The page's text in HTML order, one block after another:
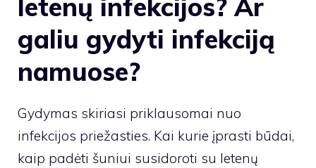
letenų infekcijos? Ar
galiu gydyti infekciją
namuose?
Gydymas skiriasi priklausomai nuo
infekcijos priežasties. Kai kurie įprasti būdai,
kaip padėti šuniui susidoroti su letenų